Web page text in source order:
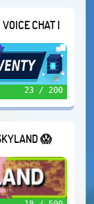
CHAT |
23 / 200
😱